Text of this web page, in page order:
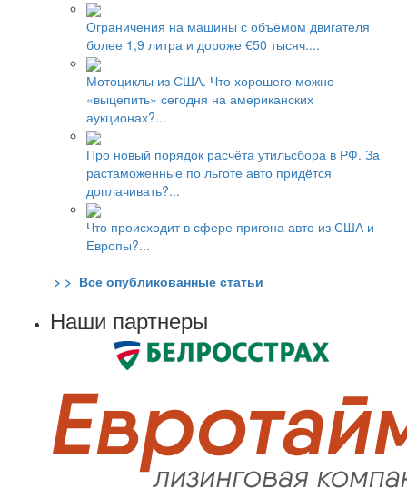
Ограничения на машины с объёмом двигателя
более 1,9 литра и дороже €50 тысяч....
Мотоциклы из США. Что хорошего можно
«выцепить» сегодня на американских
аукционах?...
Про новый порядок расчёта утильсбора в РФ. За
растаможенные по льготе авто придётся
доплачивать?...
Что происходит в сфере пригона авто из США и
Европы?...
> > Все опубликованные статьи
Наши партнеры